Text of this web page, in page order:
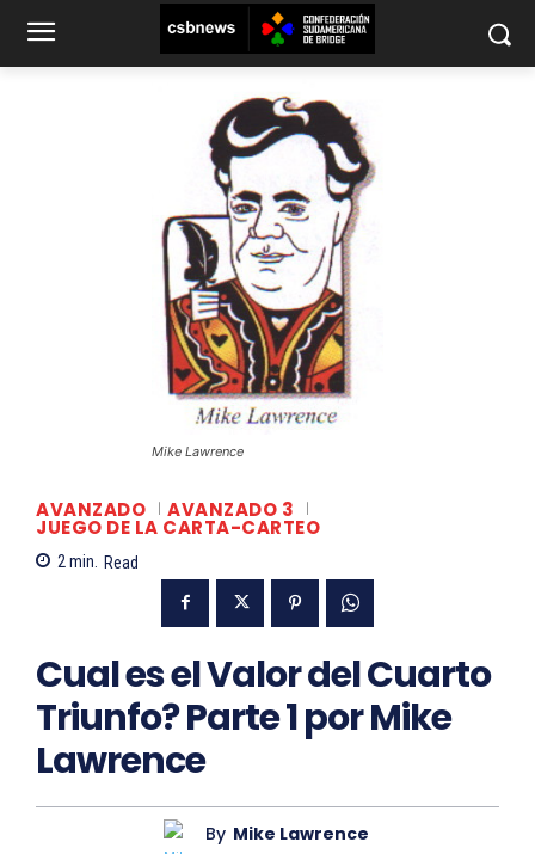
Mike Lawrence
AVANZADO AVANZADO 3
JUEGO DE LA CARTA-CARTEO
2min. Read
Cual es el Valor del Cuarto
Triunfo? Parte 1 por Mike
Lawrence
By Mike Lawrence